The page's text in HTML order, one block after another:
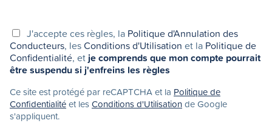
J'accepte ces règles, la Politique d'Annulation des
Conducteurs, lesConditions d'Utilisation et la Politique de
Confidentialité, etje comprends que mon compte pourrait
être suspendu si j'enfreins les règles
Ce site est protégé par reCAPTCHA et la Politique de
Confidentialitéet lesConditions d'Utilisationde Google
s'appliquent.